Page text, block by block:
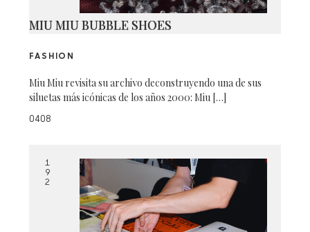
MIU MIU BUBBLE SHOES
FASHION
Miu Miu revisita su archivo deconstruyendo una de sus
siluetas más icónicas de los años 2000: Miu […]
0408
1
9
2